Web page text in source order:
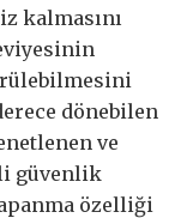
kalmasını
dönebilen
ve
güvenlik
özelliği